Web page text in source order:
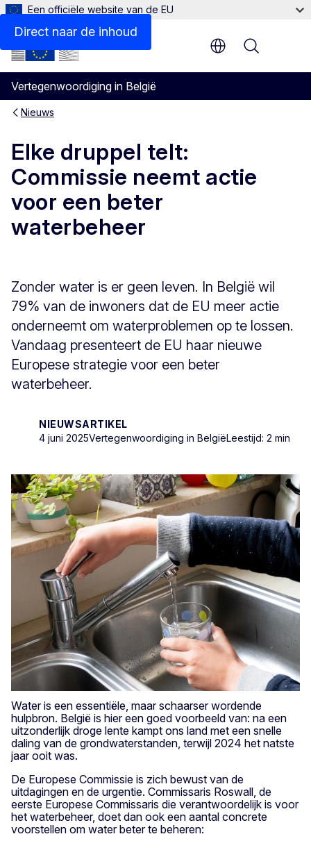
Direct naar de inhoud
Een officiële website van de EU
Vertegenwoordiging in België
Menu
Nieuws
Elke druppel telt:
Commissie neemt actie
voor een beter
waterbeheer
Zonder water is er geen leven. In België wil
79% van de inwoners dat de EU meer actie
onderneemt om waterproblemen op te lossen.
Vandaag presenteert de EU haar nieuwe
Europese strategie voor een beter
waterbeheer.
NIEUWSARTIKEL
4 juni 2025Vertegenwoordiging in BelgiëLeestijd: 2 min
Water is een essentiële, maar schaarser wordende
hulpbron. België is hier een goed voorbeeld van: na een
uitzonderlijk droge lente kampt ons land met een snelle
daling van de grondwaterstanden, terwijl 2024 het natste
jaar ooit was.
De Europese Commissie is zich bewust van de
uitdagingen en de urgentie. Commissaris Roswall, de
eerste Europese Commissaris die verantwoordelijk is voor
het waterbeheer, doet dan ook een aantal concrete
voorstellen om water beter te beheren: